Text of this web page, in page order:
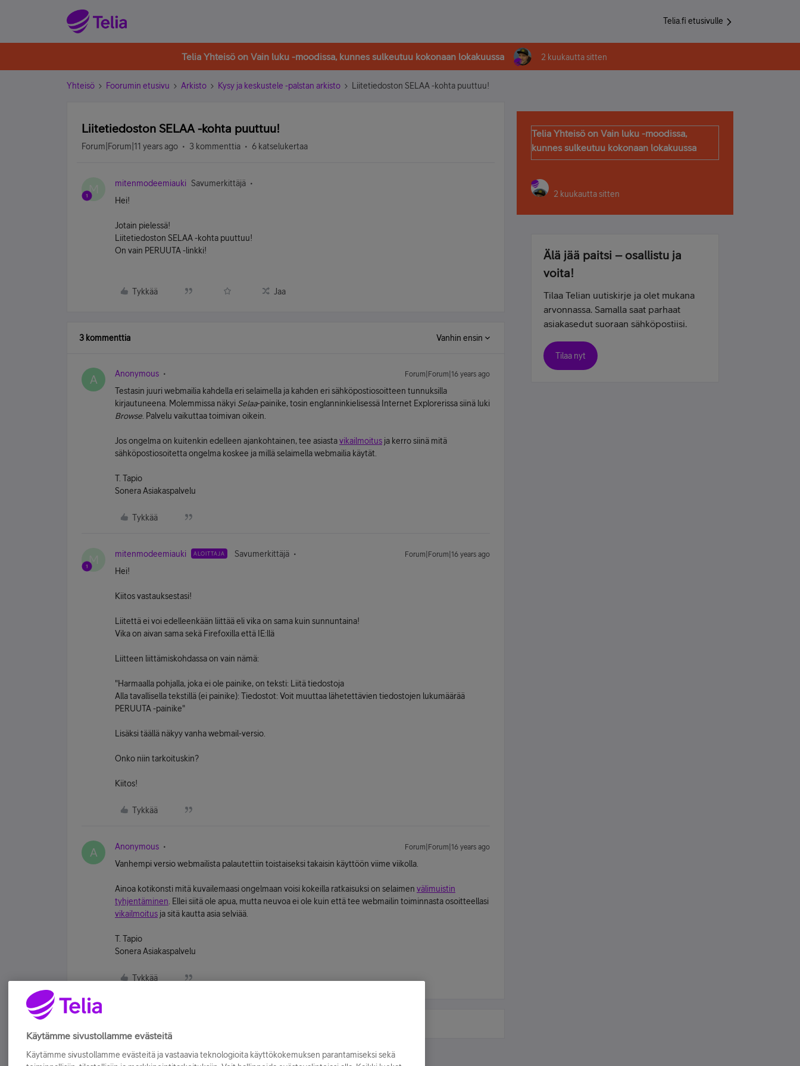
Telia.fi etusivulle
Telia Yhteisö on Vain luku -moodissa, kunnes sulkeutuu kokonaan lokakuussa 2 kuukautta sitten
Yhteisö Foorumin etusivu Arkisto Kysy ja keskustele -palstan arkisto Liitetiedoston SELAA -kohta puuttuu!
Liitetiedoston SELAA -kohta puuttuu!
Forum|Forum|11 years ago 3 kommenttia 6 katselukertaa
M mitenmodeemiauki Savumerkittäjä
Hei!
Jotain pielessä!
Liitetiedoston SELAA -kohta puuttuu!
On vain PERUUTA -linkki!
Tykkää Jaa
3 kommenttia Vanhin ensin
A Anonymous Forum|Forum|16 years ago
Testasin juuri webmailia kahdella eri selaimella ja kahden eri sähköpostiosoitteen tunnuksilla
kirjautuneena. Molemmissa näkyi Selaa-painike, tosin englanninkielisessä Internet Explorerissa siinä luki
Browse . Palvelu vaikuttaa toimivan oikein.
Jos ongelma on kuitenkin edelleen ajankohtainen, tee asiastavikailmoitus ja kerro siinä mitä
sähköpostiosoitetta ongelma koskee ja millä selaimella webmailia käytät.
T. Tapio
Sonera Asiakaspalvelu
Tykkää
M mitenmodeemiauki ALOITTAJA Savumerkittäjä Forum|Forum|16 years ago
Hei!
Kiitos vastauksestasi!
Liitettä ei voi edelleenkään liittää eli vika on sama kuin sunnuntaina!
Vika on aivan sama sekä Firefoxilla että IE:llä
Liitteen liittämiskohdassa on vain nämä:
"Harmaalla pohjalla, joka ei ole painike, on teksti: Liitä tiedostoja
Alla tavallisella tekstillä (ei painike): Tiedostot: Voit muuttaa lähetettävien tiedostojen lukumäärää
PERUUTA -painike"
Lisäksi täällä näkyy vanha webmail-versio.
Onko niin tarkoituskin?
Kiitos!
Tykkää
A Anonymous Forum|Forum|16 years ago
Vanhempi versio webmailista palautettiin toistaiseksi takaisin käyttöön viime viikolla.
Ainoa kotikonsti mitä kuvailemaasi ongelmaan voisi kokeilla ratkaisuksi on selaimen välimuistin
tyhjentäminen . Ellei siitä ole apua, mutta neuvoa ei ole kuin että tee webmailin toiminnasta osoitteellasi
vikailmoitus ja sitä kautta asia selviää.
T. Tapio
Sonera Asiakaspalvelu
Tykkää
Telia Yhteisö on Vain luku -moodissa,
kunnes sulkeutuu kokonaan lokakuussa
2 kuukautta sitten
Älä jää paitsi – osallistu ja
voita!
Tilaa Telian uutiskirje ja olet mukana
arvonnassa. Samalla saat parhaat
asiakasedut suoraan sähköpostiisi.
Tilaa nyt
Käytämme sivustollamme evästeitä
Käytämme sivustollamme evästeitä ja vastaavia teknologioita käyttökokemuksen parantamiseksi sekä